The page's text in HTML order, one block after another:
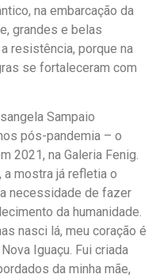
na embarcação da
grandes e belas
resistência, porque na
se fortaleceram com
Sampaio
pós-pandemia – o
2021, na Galeria Fenig.
mostra já refletia o
necessidade de fazer
da humanidade.
nasci lá, meu coração é
Iguaçu. Fui criada
da minha mãe,